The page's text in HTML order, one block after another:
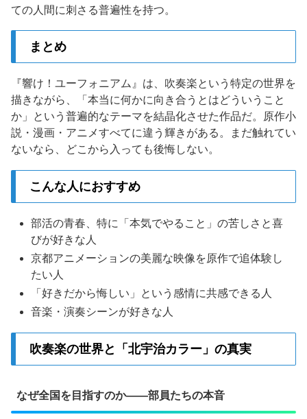
ての人間に刺さる普遍性を持つ。
まとめ
『響け！ユーフォニアム』は、吹奏楽という特定の世界を
描きながら、「本当に何かに向き合うとはどういうこと
か」という普遍的なテーマを結晶化させた作品だ。原作小
説・漫画・アニメすべてに違う輝きがある。まだ触れてい
ないなら、どこから入っても後悔しない。
こんな人におすすめ
部活の青春、特に「本気でやること」の苦しさと喜
びが好きな人
京都アニメーションの美麗な映像を原作で追体験し
たい人
「好きだから悔しい」という感情に共感できる人
音楽・演奏シーンが好きな人
吹奏楽の世界と「北宇治カラー」の真実
なぜ全国を目指すのか——部員たちの本音